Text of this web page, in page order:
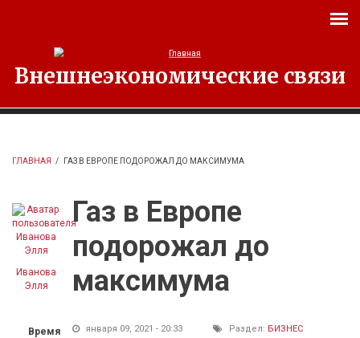
Внешнеэкономические связи
ГЛАВНАЯ / ГАЗ В ЕВРОПЕ ПОДОРОЖАЛ ДО МАКСИМУМА
Иванова
Элля
Время
Газ в Европе
подорожал до
максимума
января 09, 2021 - 20:33 Раздел: БИЗНЕС